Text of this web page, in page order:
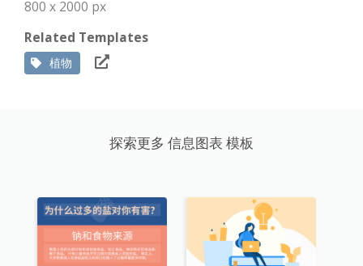
800 x 2000 px
Related Templates
植物
探索更多 信息图表 模板